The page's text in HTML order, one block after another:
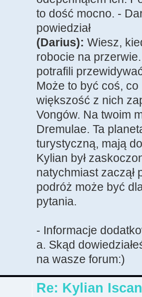
to dość mocno. -
powiedział
(Darius): Wiesz,
robocie na
potrafili
Może to być coś,
większość z nich
Vongów. Na twoim
Dremulae. Ta
turystyczną, mają
Kylian był
natychmiast zaczął
podróż może być
pytania.
- Informacje
a. Skąd
na wasze forum:)
Re: Kylian